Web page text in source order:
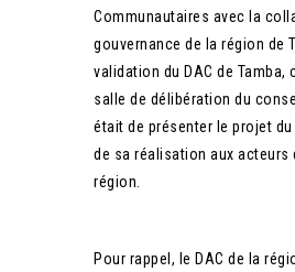
Communautaires avec la
gouvernance de la région de
validation du DAC de Tamba,
salle de délibération du
était de présenter le projet
de sa réalisation aux acteurs
région.
Pour rappel, le DAC de la